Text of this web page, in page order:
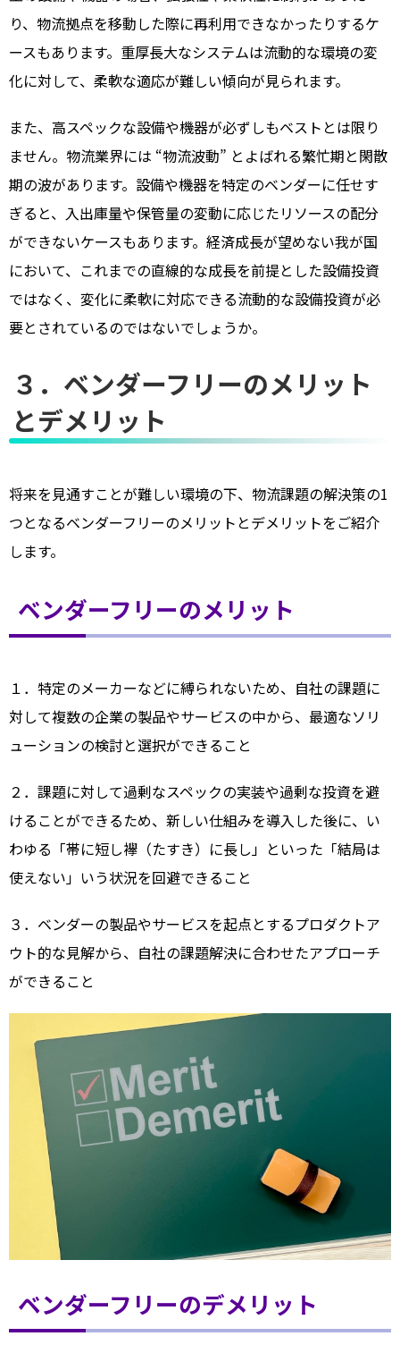
り、物流拠点を移動した際に再利用できなかったりするケ
ースもあります。重厚長大なシステムは流動的な環境の変
化に対して、柔軟な適応が難しい傾向が見られます。
また、高スペックな設備や機器が必ずしもベストとは限り
ません。物流業界には “物流波動” とよばれる繁忙期と閑散
期の波があります。設備や機器を特定のベンダーに任せす
ぎると、入出庫量や保管量の変動に応じたリソースの配分
ができないケースもあります。経済成長が望めない我が国
において、これまでの直線的な成長を前提とした設備投資
ではなく、変化に柔軟に対応できる流動的な設備投資が必
要とされているのではないでしょうか。
３．ベンダーフリーのメリット
とデメリット
将来を見通すことが難しい環境の下、物流課題の解決策の1
つとなるベンダーフリーのメリットとデメリットをご紹介
します。
ベンダーフリーのメリット
１．特定のメーカーなどに縛られないため、自社の課題に
対して複数の企業の製品やサービスの中から、最適なソリ
ューションの検討と選択ができること
２．課題に対して過剰なスペックの実装や過剰な投資を避
けることができるため、新しい仕組みを導入した後に、い
わゆる「帯に短し襷（たすき）に長し」といった「結局は
使えない」いう状況を回避できること
３．ベンダーの製品やサービスを起点とするプロダクトア
ウト的な見解から、自社の課題解決に合わせたアプローチ
ができること
ベンダーフリーのデメリット